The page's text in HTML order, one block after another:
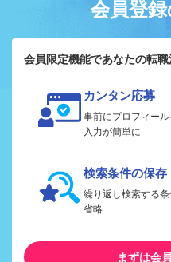
会員登
会員限定機能であなたの転職
カンタン応募
事前にプロフィー
入力が簡単に
検索条件の保存
繰り返し検索する
省略
まずは会